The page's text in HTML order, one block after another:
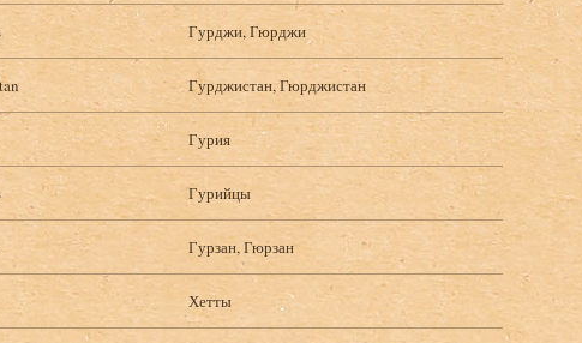
Гурджи, Гюрджи
Гурджистан, Гюрджистан
Гурия
Гурийцы
Гурзан, Гюрзан
Хетты